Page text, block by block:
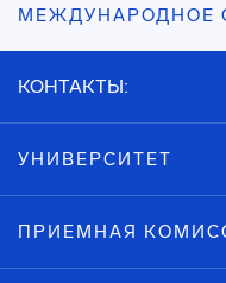
МЕЖДУНАРОДНОЕ
КОНТАКТЫ:
УНИВЕРСИТЕТ
ПРИЕМНАЯ